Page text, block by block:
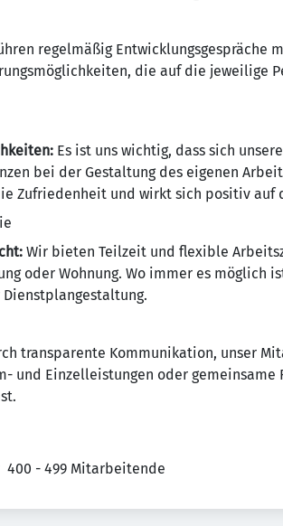
regelmäßig Entwicklungsgespräche
die auf die jeweilige
Es ist uns wichtig, dass sich
bei der Gestaltung des eigenen
Zufriedenheit und wirkt sich positiv auf
Wir bieten Teilzeit und flexible
oder Wohnung. Wo immer es möglich
transparente Kommunikation, unser
und Einzelleistungen oder gemeinsame
400 - 499 Mitarbeitende